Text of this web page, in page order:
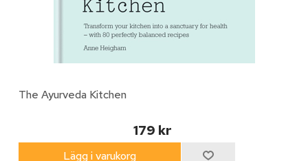
The Ayurveda Kitchen
179 kr